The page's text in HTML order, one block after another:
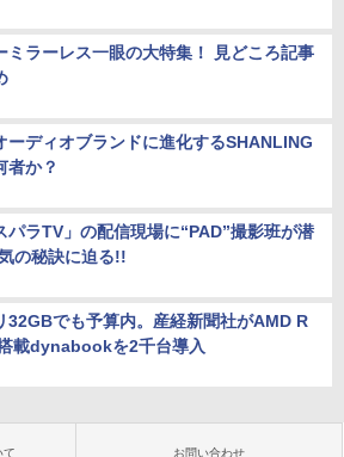
ミラーレス一眼の大特集！ 見どころ記事
ーディオブランドに進化するSHANLING
者か？
パラTV」の配信現場に“PAD”撮影班が潜
の秘訣に迫る!!
32GBでも予算内。産経新聞社がAMD R
載dynabookを2千台導入
て お問い合わせ